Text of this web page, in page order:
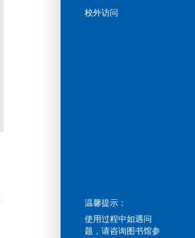
校外访问
温馨提示：
使用过程中如遇问
题，请咨询图书馆参